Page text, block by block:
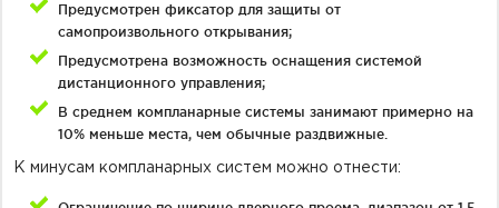
Предусмотрен фиксатор для защиты от
самопроизвольного открывания;
Предусмотрена возможность оснащения системой
дистанционного управления;
В среднем компланарные системы занимают примерно на
10% меньше места, чем обычные раздвижные.
К минусам компланарных систем можно отнести: